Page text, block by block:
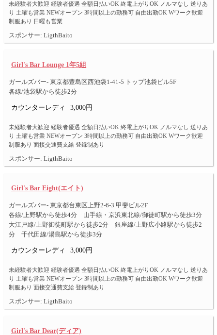
未経験者大歓迎 経験者優遇 全額日払いOK 終電上がりOK ノルマなし 送りあ
り 土曜も営業 NEWオープン 3時間以上の勤務可 自由出勤OK Wワーク歓迎
制服あり 日曜も営業
スポンサー: LigthBaito
Girl's Bar Lounge 1年5組
ガールズバー- 東京都豊島区西池袋1-41-5 トップ池袋ビル5F
各線/池袋駅から徒歩2分
カウンターレディ 3,000円
未経験者大歓迎 経験者優遇 全額日払いOK 終電上がりOK ノルマなし 送りあ
り 土曜も営業 NEWオープン 3時間以上の勤務可 自由出勤OK Wワーク歓迎
制服あり 面接交通費支給 登録制あり
スポンサー: LigthBaito
Girl's Bar Eight(エイト)
ガールズバー- 東京都台東区上野2-6-3 甲斐ビル2F
各線/上野駅から徒歩4分 山手線・京浜東北線/御徒町駅から徒歩3分
大江戸線/上野御徒町駅から徒歩2分 銀座線/上野広小路駅から徒歩2
分 千代田線/湯島駅から徒歩3分
カウンターレディ 3,000円
未経験者大歓迎 経験者優遇 全額日払いOK 終電上がりOK ノルマなし 送りあ
り 土曜も営業 NEWオープン 3時間以上の勤務可 自由出勤OK Wワーク歓迎
制服あり 面接交通費支給 登録制あり
スポンサー: LigthBaito
Girl's Bar Dear(ディア)